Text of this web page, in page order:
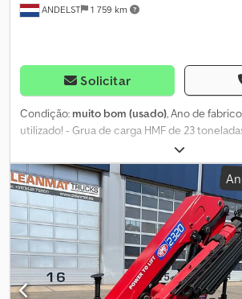
ANDELST 1 759 km
Solicitar
Condição: muito bom (usado), Ano de
utilizado! - Grua de carga HMF de 23
- 4x extensível hidraulicamente - 5ª e 6ª
remoto - Radiador de óleo Dodpjzrv S Rjfx
com sistema de estabilidade EVS - Diagrama
metros -> 4.440 kg * 6,4 metros -> 3.000 kg *
kg * 10,3 metros -> 1.750 kg * 12,4 metros ->
informações = Condição técnica: muito boa
muito boa Fabricante: Clean Mat Trucks B.V.
6673DB ANDELST, NL